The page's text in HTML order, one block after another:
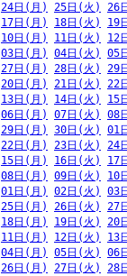
24日(月) 25日(火) 26
17日(月) 18日(火) 19
10日(月) 11日(火) 12
03日(月) 04日(火) 05
27日(月) 28日(火) 29
20日(月) 21日(火) 22
13日(月) 14日(火) 15
06日(月) 07日(火) 08
29日(月) 30日(火) 01
22日(月) 23日(火) 24
15日(月) 16日(火) 17
08日(月) 09日(火) 10
01日(月) 02日(火) 03
25日(月) 26日(火) 27
18日(月) 19日(火) 20
11日(月) 12日(火) 13
04日(月) 05日(火) 06
26日(月) 27日(火) 28